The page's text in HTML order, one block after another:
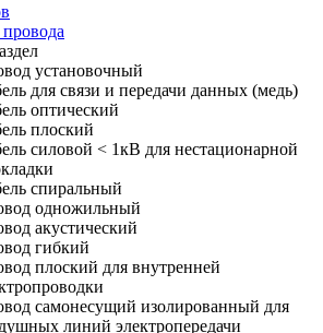
установочный
для связи и передачи данных (медь)
оптический
плоский
силовой < 1кВ для нестационарной
спиральный
одножильный
акустический
гибкий
плоский для внутренней
самонесущий изолированный для
линий электропередачи